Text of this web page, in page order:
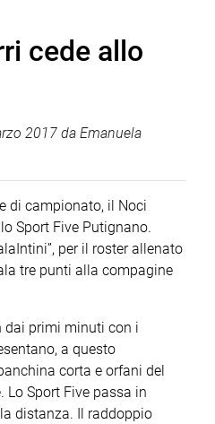
cede allo
2017 da Emanuela
di campionato, il Noci
Sport Five Putignano.
per il roster allenato
tre punti alla compagine
dai primi minuti con i
a questo
corta e orfani del
Lo Sport Five passa in
distanza. Il raddoppio